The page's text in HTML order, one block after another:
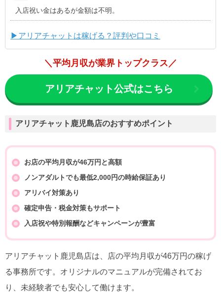
入店祝い金はあるが金額は不明。
▶アリアチャットは稼げる？評判や口コミ
＼平均月収が業界トップクラス／
アリアチャット公式はこちら
アリアチャット鹿児島店のおすすめポイント
お店の平均月収が46万円と高額
ノンアダルトでも最低2,000円の時給保証あり
アリバイ対策あり
確定申告・税金対策もサポート
入店祝や特別報酬などキャンペーンが豊富
アリアチャット鹿児島店は、店の平均月収が46万円の稼げ
る事務所です。オリジナルのマニュアルが完備されてお
り、未経験者でも安心して働けます。